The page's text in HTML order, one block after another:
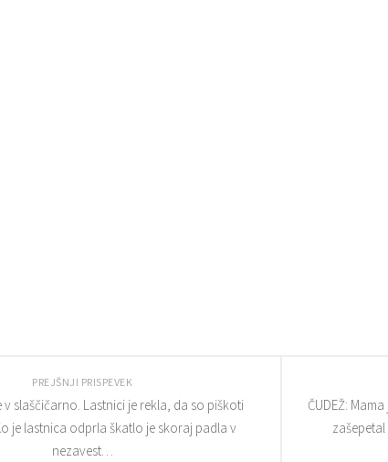
ČUDEŽ:
PREJŠNJI PRISPEVEK
v slaščičarno. Lastnici je rekla, da so piškoti
je lastnica odprla škatlo je skoraj padla v
nezavest…